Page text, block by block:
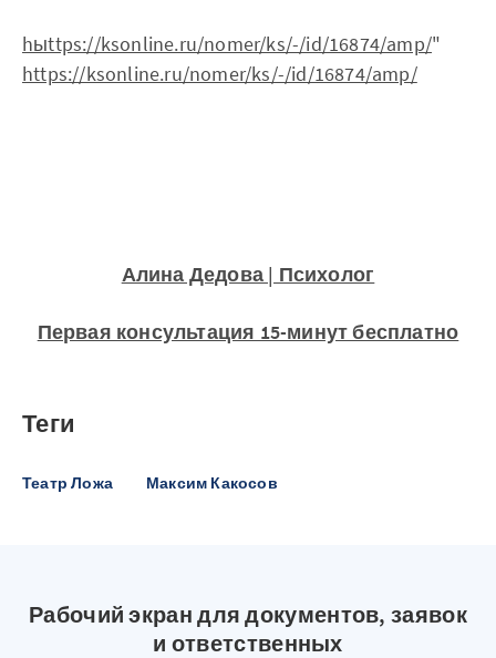
hыttps://ksonline.ru/nomer/ks/-/id/16874/amp/"
https://ksonline.ru/nomer/ks/-/id/16874/amp/
Алина Дедова | Психолог
Первая консультация 15-минут бесплатно
Теги
Театр Ложа Максим Какосов
Рабочий экран для документов, заявок
и ответственных